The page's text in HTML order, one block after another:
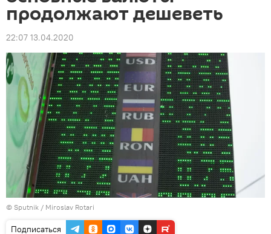
продолжают дешеветь
22:07 13.04.2020
© Sputnik / Miroslav Rotari
Подписаться